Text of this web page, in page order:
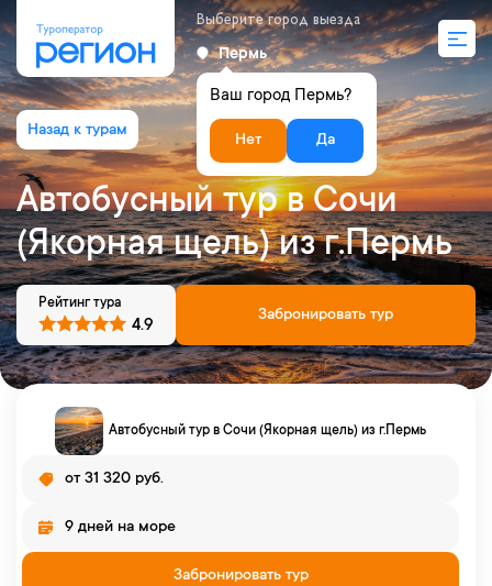
Выберите город выезда
Пермь
Ваш город Пермь?
Нет Да
Автобусный тур в Сочи
(Якорная щель) из г.Пермь
Забронировать тур
Рейтинг тура
4.9
Автобусный тур в Сочи (Якорная щель) из г.Пермь
от 31 320 руб.
9 дней на море
Забронировать тур